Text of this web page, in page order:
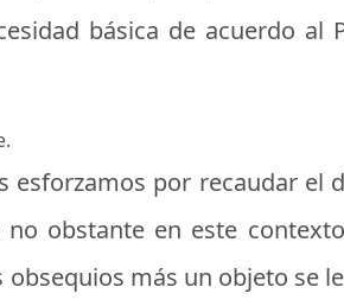
básica de acuerdo
esforzamos por recaudar
obstante en este
más un objeto se